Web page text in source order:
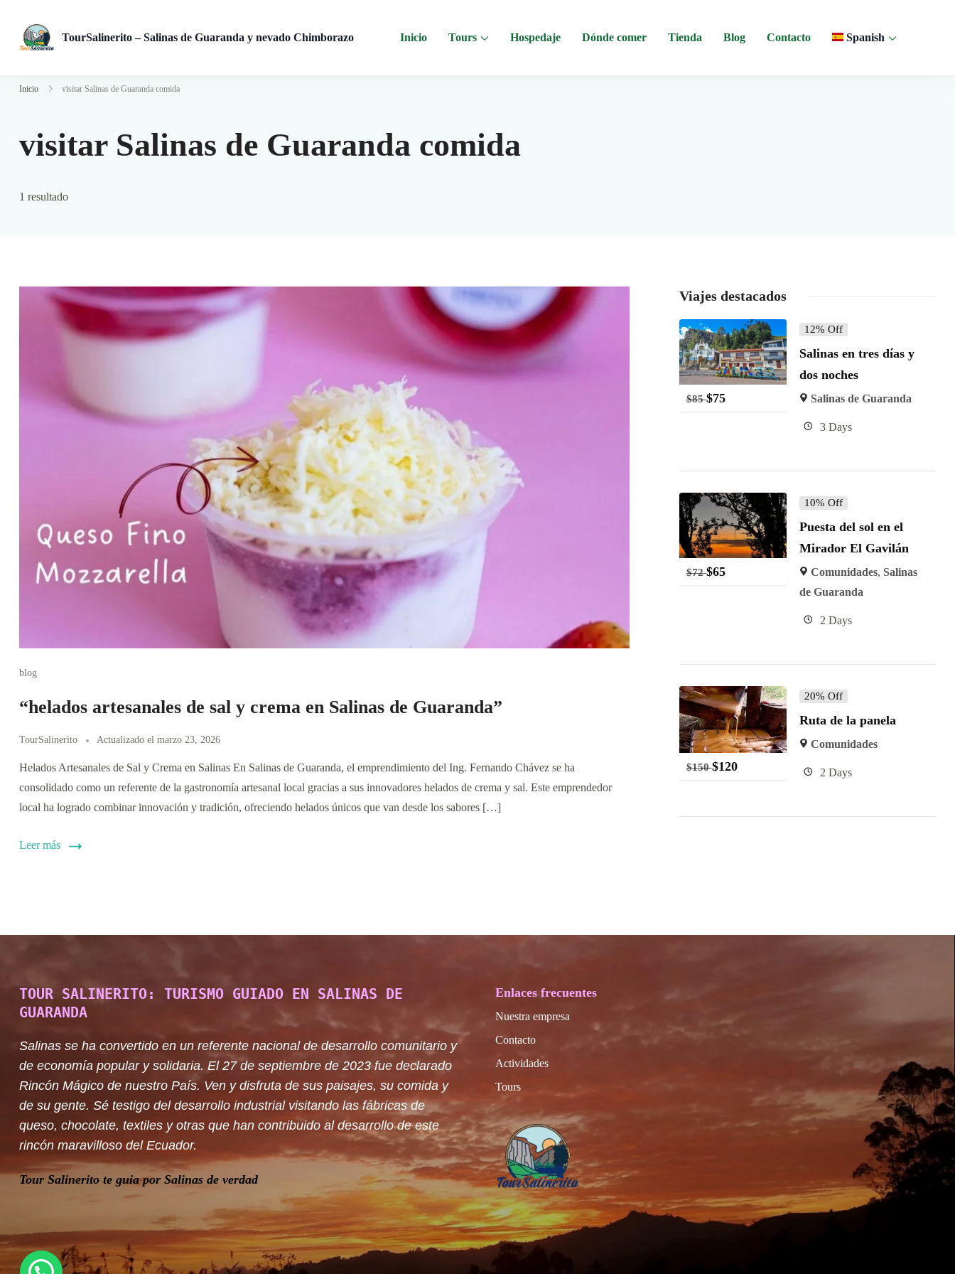
TourSalinerito – Salinas de Guaranda y nevado Chimborazo Inicio Tours Hospedaje Dónde comer Tienda Blog Contacto Spanish
Inicio visitar Salinas de Guaranda comida
visitar Salinas de Guaranda comida
1 resultado
blog
“helados artesanales de sal y crema en Salinas de Guaranda”
TourSalinerito Actualizado el marzo 23, 2026
Helados Artesanales de Sal y Crema en Salinas En Salinas de Guaranda, el emprendimiento del Ing. Fernando Chávez se ha
consolidado como un referente de la gastronomía artesanal local gracias a sus innovadores helados de crema y sal. Este emprendedor
local ha logrado combinar innovación y tradición, ofreciendo helados únicos que van desde los sabores […]
Leer más
Viajes destacados
$85 $75
12% Off
Salinas en tres días y
dos noches
Salinas de Guaranda
3 Days
$72 $65
10% Off
Puesta del sol en el
Mirador El Gavilán
Comunidades, Salinas
de Guaranda
2 Days
$150 $120
20% Off
Ruta de la panela
Comunidades
2 Days
TOUR SALINERITO: TURISMO GUIADO EN SALINAS DE
GUARANDA
Salinas se ha convertido en un referente nacional de desarrollo comunitario y
de economía popular y solidaria. El 27 de septiembre de 2023 fue declarado
Rincón Mágico de nuestro País. Ven y disfruta de sus paisajes, su comida y
de su gente. Sé testigo del desarrollo industrial visitando las fábricas de
queso, chocolate, textiles y otras que han contribuido al desarrollo de este
rincón maravilloso del Ecuador.
Tour Salinerito te guia por Salinas de verdad
Enlaces frecuentes
Nuestra empresa
Contacto
Actividades
Tours